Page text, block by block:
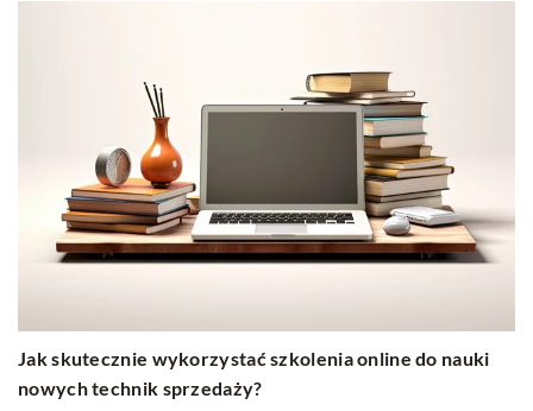
Jak skutecznie wykorzystać szkolenia online do nauki
nowych technik sprzedaży?